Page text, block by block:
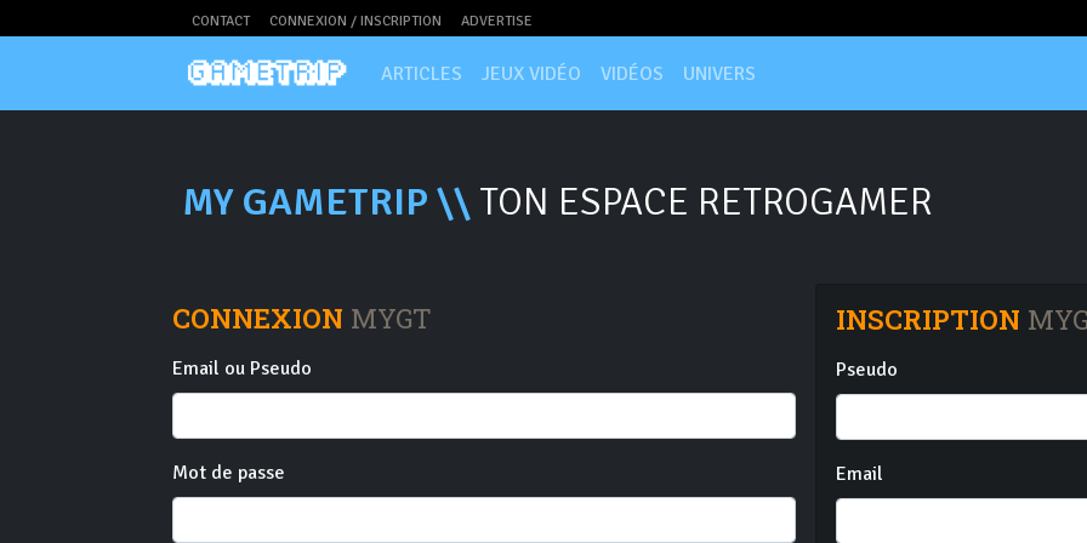
CONTACT CONNEXION / INSCRIPTION ADVERTISE
ARTICLES JEUX VIDÉO VIDÉOS UNIVERS
MY GAMETRIP \\ TON ESPACE RETROGAMER
CONNEXION MYGT
Email ou Pseudo
Mot de passe
INSCRIPTION
Pseudo
Email